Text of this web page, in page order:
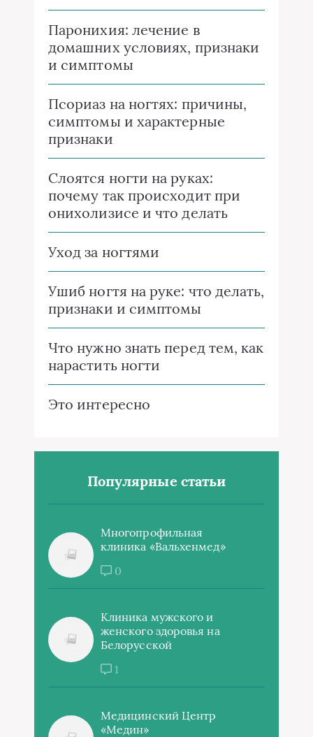
Паронихия: лечение в
домашних условиях, признаки
и симптомы
Псориаз на ногтях: причины,
симптомы и характерные
признаки
Слоятся ногти на руках:
почему так происходит при
онихолизисе и что делать
Уход за ногтями
Ушиб ногтя на руке: что делать,
признаки и симптомы
Что нужно знать перед тем, как
нарастить ногти
Это интересно
Популярные статьи
Многопрофильная
клиника «Вальхенмед»
0
Клиника мужского и
женского здоровья на
Белорусской
1
Медицинский Центр
«Медин»